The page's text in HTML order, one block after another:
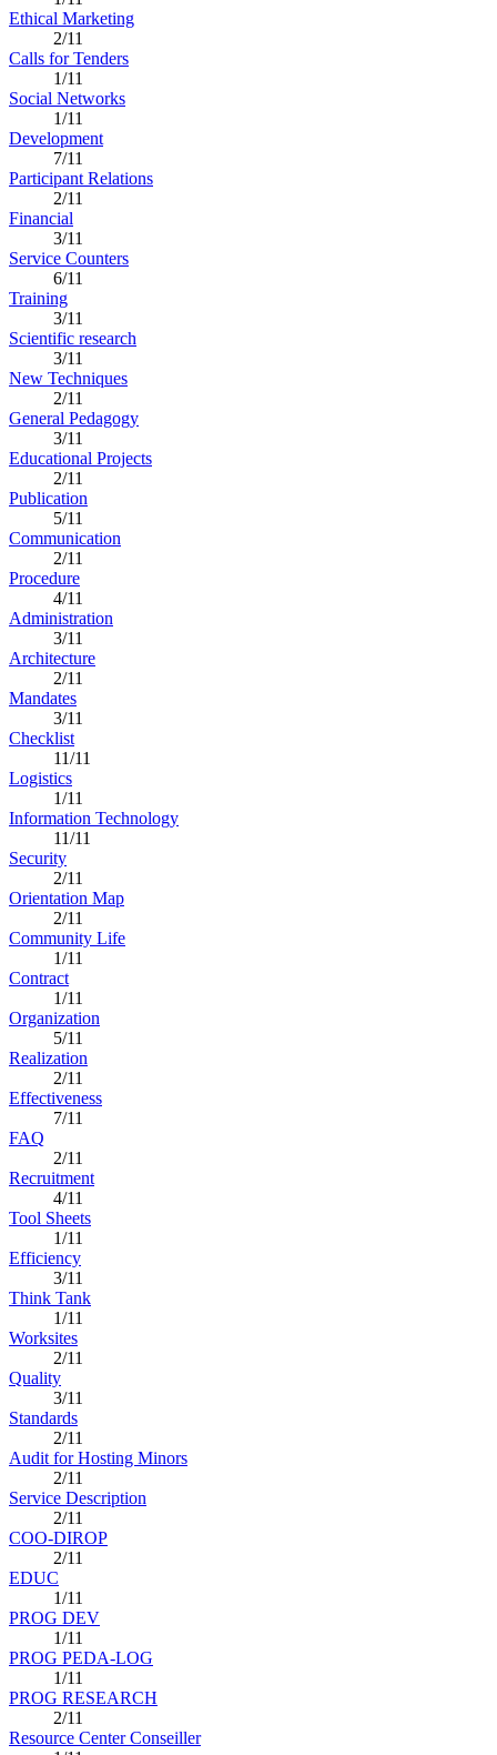
Ethical Marketing
2/11
Calls for Tenders
1/11
Social Networks
1/11
Development
7/11
Participant Relations
2/11
Financial
3/11
Service Counters
6/11
Training
3/11
Scientific research
3/11
New Techniques
2/11
General Pedagogy
3/11
Educational Projects
2/11
Publication
5/11
Communication
2/11
Procedure
4/11
Administration
3/11
Architecture
2/11
Mandates
3/11
Checklist
11/11
Logistics
1/11
Information Technology
11/11
Security
2/11
Orientation Map
2/11
Community Life
1/11
Contract
1/11
Organization
5/11
Realization
2/11
Effectiveness
7/11
FAQ
2/11
Recruitment
4/11
Tool Sheets
1/11
Efficiency
3/11
Think Tank
1/11
Worksites
2/11
Quality
3/11
Standards
2/11
Audit for Hosting Minors
2/11
Service Description
2/11
COO-DIROP
2/11
EDUC
1/11
PROG DEV
1/11
PROG PEDA-LOG
1/11
PROG RESEARCH
2/11
Resource Center Conseiller